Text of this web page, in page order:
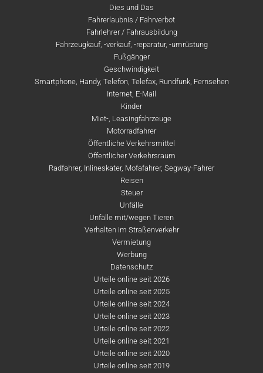
Dies und Das
Fahrerlaubnis / Fahrverbot
Fahrlehrer / Fahrausbildung
Fahrzeugkauf, -verkauf, -reparatur, -umrüstung
Fußgänger
Geschwindigkeit
Smartphone, Handy, Telefon, Telefax, Rundfunk, Fernsehen
Internet, E-Mail
Kinder
Miet-, Leasingfahrzeuge
Motorradfahrer
Öffentliche Verkehrsmittel
Öffentlicher Verkehrsraum
Radfahrer, Inlineskater, Mofafahrer, Segway-Fahrer
Reisen
Steuer
Unfälle
Unfälle mit/wegen Tieren
Verhalten im Straßenverkehr
Vermietung
Werbung
Datenschutz
Urteile online seit 2026
Urteile online seit 2025
Urteile online seit 2024
Urteile online seit 2023
Urteile online seit 2022
Urteile online seit 2021
Urteile online seit 2020
Urteile online seit 2019